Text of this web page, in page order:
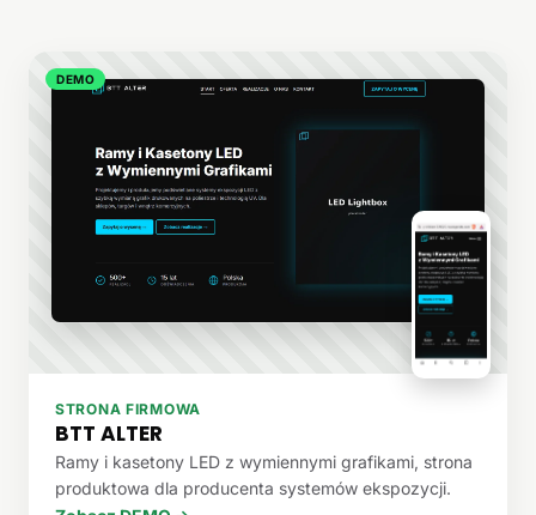
DEMO
STRONA FIRMOWA
BTT ALTER
Ramy i kasetony LED z wymiennymi grafikami, strona
produktowa dla producenta systemów ekspozycji.